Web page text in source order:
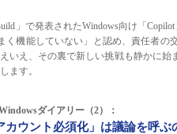
」で発表されたWindows向け「
く機能していない」と認め、責任者の
いえ、その裏で新しい挑戦も静かに始
ます。
ダイアリー（2）：
カウント必須化」は議論を呼